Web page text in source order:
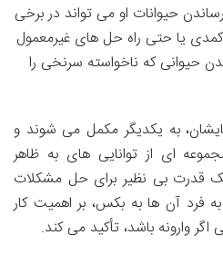
حیوانات او می تواند در برخی
یا حتی راه حل های غیرمعمول
حیوانی که ناخواسته سرنخی را
به یکدیگر مکمل می شوند و
ای از توانایی های به ظاهر
قدرت بی نظیر برای حل مشکلات
فرد آن ها به بکس، بر اهمیت کار
وارونه باشد، تأکید می کند.